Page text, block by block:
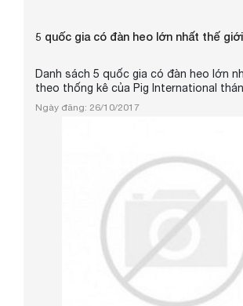
5 quốc gia có đàn heo lớn nhất thế giới
Danh sách 5 quốc gia có đàn heo lớn
theo thống kê của Pig International
Việt Nam sếp thứ 3.
Ngày đăng: 26/10/2017